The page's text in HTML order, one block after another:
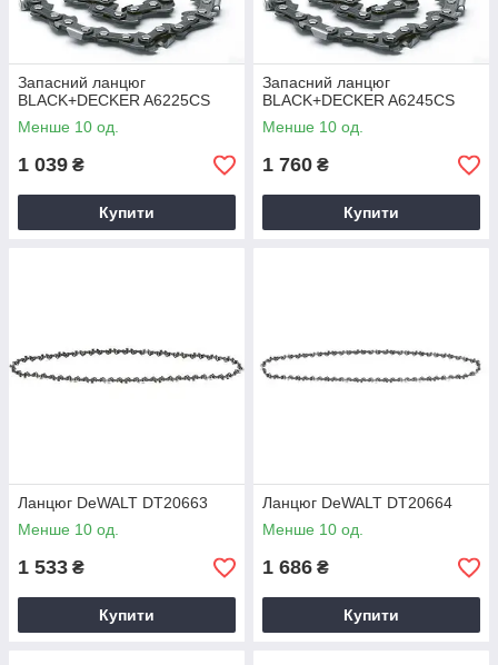
Запасний ланцюг
BLACK+DECKER A6225CS
Менше 10 од.
1 039 ₴
Купити
Запасний ланцюг
BLACK+DECKER A6245CS
Менше 10 од.
1 760 ₴
Купити
Ланцюг DeWALT DT20663
Менше 10 од.
1 533 ₴
Купити
Ланцюг DeWALT DT20664
Менше 10 од.
1 686 ₴
Купити